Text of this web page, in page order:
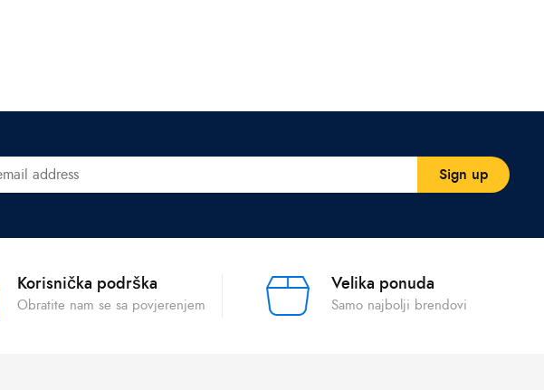
Korisnička podrška
Obratite nam se sa povjerenjem
Velika ponuda
Samo najbolji brendovi